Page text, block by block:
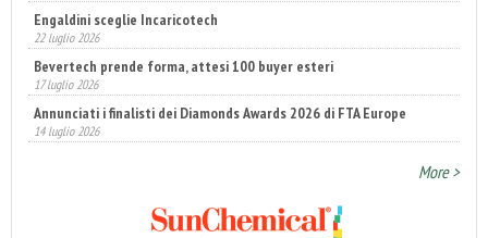
Engaldini sceglie Incaricotech
22 luglio 2026
Bevertech prende forma, attesi 100 buyer esteri
17 luglio 2026
Annunciati i finalisti dei Diamonds Awards 2026 di FTA Europe
14 luglio 2026
More >